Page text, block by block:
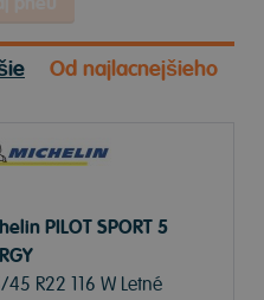
Od najlacnejšieho
PILOT SPORT 5
R22 116 W Letné